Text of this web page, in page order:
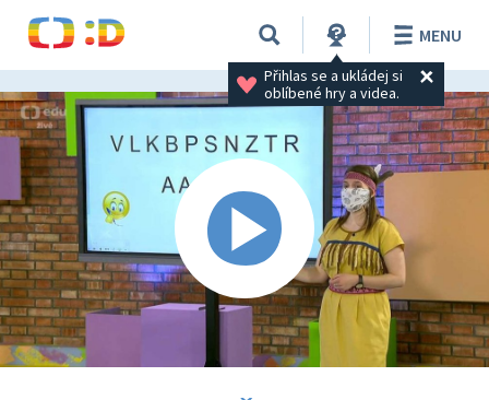
Přihlas se a ukládej si
oblíbené hry a videa.
MENU